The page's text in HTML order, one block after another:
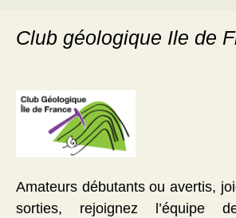
Club géologique Ile de
Amateurs débutants ou avertis,
sorties, rejoignez l’équipe